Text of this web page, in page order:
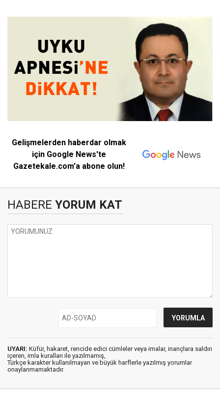
Gelişmelerden haberdar olmak
için Google News'te
Gazetekale.com'a abone olun!
HABERE YORUM KAT
UYARI: Küfür, hakaret, rencide edici cümleler veya imalar, inançlara saldırı
içeren, imla kuralları ile yazılmamış,
Türkçe karakter kullanılmayan ve büyük harflerle yazılmış yorumlar
onaylanmamaktadır.